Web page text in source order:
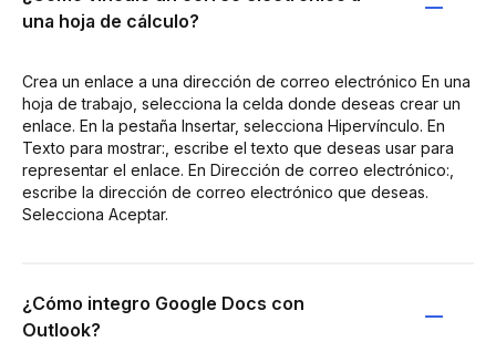
una hoja de cálculo?
Crea un enlace a una dirección de correo electrónico En una
hoja de trabajo, selecciona la celda donde deseas crear un
enlace. En la pestaña Insertar, selecciona Hipervínculo. En
Texto para mostrar:, escribe el texto que deseas usar para
representar el enlace. En Dirección de correo electrónico:,
escribe la dirección de correo electrónico que deseas.
Selecciona Aceptar.
¿Cómo integro Google Docs con
Outlook?